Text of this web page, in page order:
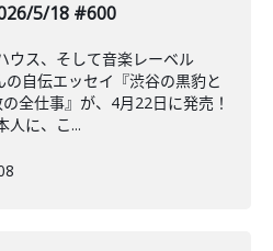
5/18 #600
ウス、そして音楽レーベル
自伝エッセイ『渋谷の黒豹と
全仕事』が、4月22日に発売！
人に、こ...